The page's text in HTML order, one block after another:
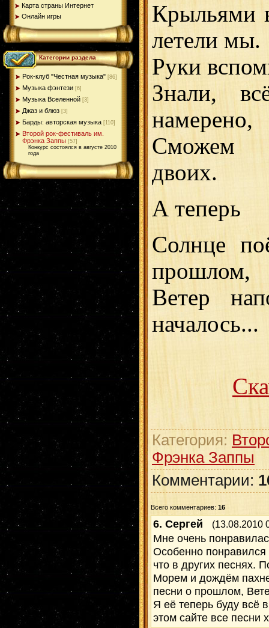
Карта страны Интернет
Онлайн игры
Категории раздела
Рок-клуб "Честная музыка" [86]
Музыка фэнтези [6]
Музыка Вселенной [3]
Джаз и блюз [3]
Барды: авторская музыка [110]
Второй рок-фестиваль им.
Фрэнка Заппы [57]
Конкурс состоялся в августе 2010
года
Крыльями
летели мы.
Руки
Знали,
намерено,
Сможем
двоих.
А теперь
Солнце
прошлом,
Ветер
началось...
Категория:
Фрэнка Заппы
Комментарии:
Всего комментариев: 16
6. Сергей (13.08.2010
Мне очень
Особенно понравился
что в других песнях.
Морем и дождём
песни о прошлом,
Я её теперь буду всё
этом сайте все песни